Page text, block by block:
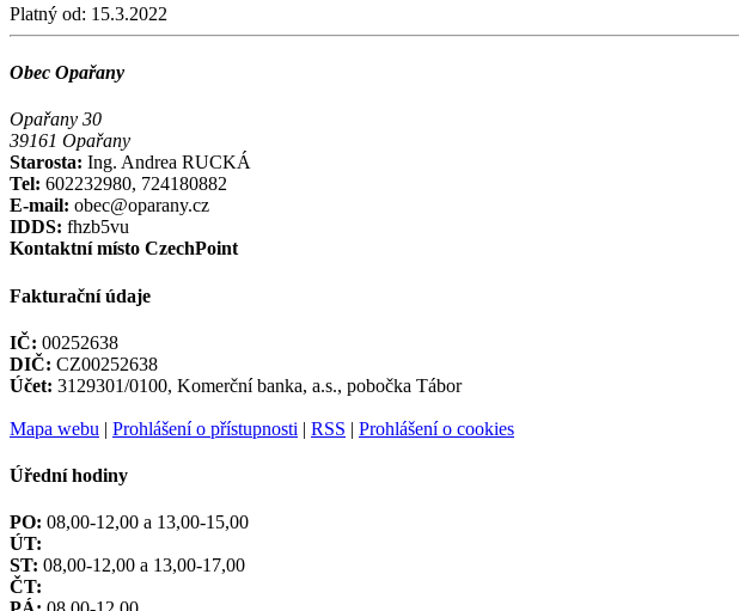
Platný od: 15.3.2022
Obec Opařany
Opařany 30
39161 Opařany
Starosta: Ing. Andrea RUCKÁ
Tel: 602232980, 724180882
E-mail: obec@oparany.cz
IDDS: fhzb5vu
Kontaktní místo CzechPoint
Fakturační údaje
IČ: 00252638
DIČ: CZ00252638
Účet: 3129301/0100, Komerční banka, a.s., pobočka Tábor
Mapa webu | Prohlášení o přístupnosti | RSS | Prohlášení o cookies
Úřední hodiny
PO: 08,00-12,00 a 13,00-15,00
ÚT:
ST: 08,00-12,00 a 13,00-17,00
ČT: